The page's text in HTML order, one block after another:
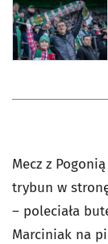
Mecz z
trybun w
– poleciała
Marciniak na